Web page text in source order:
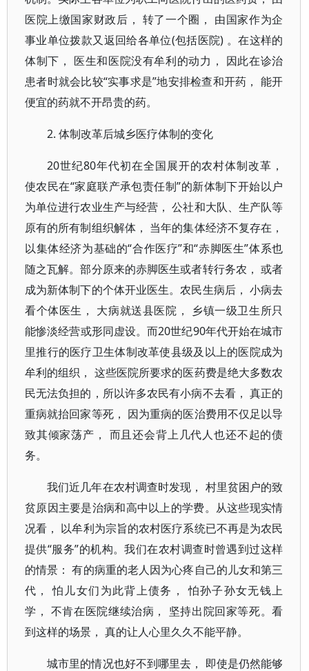
医院上缴国家财政后， 转了一个圈， 由国家作为企
事业单位拨款又返回给各单位(包括医院) 。在这样的
体制下， 医生和医院没有牟利的动力， 因此在诊治
患者时就会比较“实事求是”地安排检查和开药， 能开
便宜的药就不开昂贵的药。
2. 体制改革后城乡医疗体制的变化
20世纪80年代初在全国展开的农村体制改革，
使农民在“家庭联产承包责任制”的新体制下开始以户
为单位进行农业生产与经营， 公社和大队、生产队等
原有的所有制组织解体， 当年的集体经济不复存在，
以集体经济为基础的“合作医疗”和“赤脚医生”体系也
随之瓦解。部分原来的赤脚医生或者转行务农， 或者
成为新体制下的个体开业医生。农民生病后， 小病去
看个体医生， 大病就送县医院， 乡镇一级卫生所只
能惨淡经营或形同虚设。而20世纪90年代开始在城市
里推行的医疗卫生体制改革使县级及以上的医院成为
牟利的组织， 这些医院所要求的医药费是绝大多数农
民无法负担的，所以许多农民有小病不去看， 真正的
重病就抬回家等死， 因为重病的医治费用不仅足以导
致其倾家荡产， 而且还会背上几代人也还不起的债
务。
我们近几年在农村调查时发现， 村里贫困户的致
贫原因主要是治病和高中以上的学费。从这些现实情
况看， 以牟利为宗旨的农村医疗系统已不再是为农民
提供“服务”的机构。我们在农村调查时曾遇到过这样
的情景： 有的病重的老人因为心疼自己的儿女和第三
代， 怕儿女们为此背上债务， 怕孙子孙女无钱上
学， 不肯在医院继续治病， 坚持出院回家等死。看
到这样的场景， 真的让人心里久久不能平静。
城市里的情况也好不到哪里去， 即使是仍然能够